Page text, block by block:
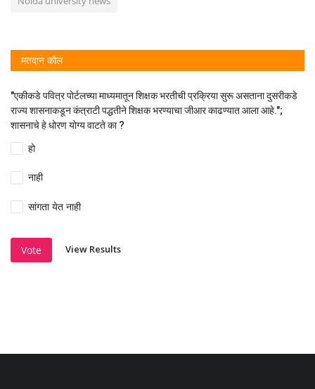
मतदान कौल
"एकीकडे पवित्र पोर्टलच्या माध्यमातून शिक्षक भरतीची प्रक्रिया सुरू असताना दुसरीकडे
राज्य शासनाकडून कंत्राटी पद्धतीने शिक्षक भरण्याचा जीआर काढण्यात आला आहे.";
शासनाचे हे धोरण योग्य वाटते का ?
हो
नाही
सांगता येत नाही
Vote View Results